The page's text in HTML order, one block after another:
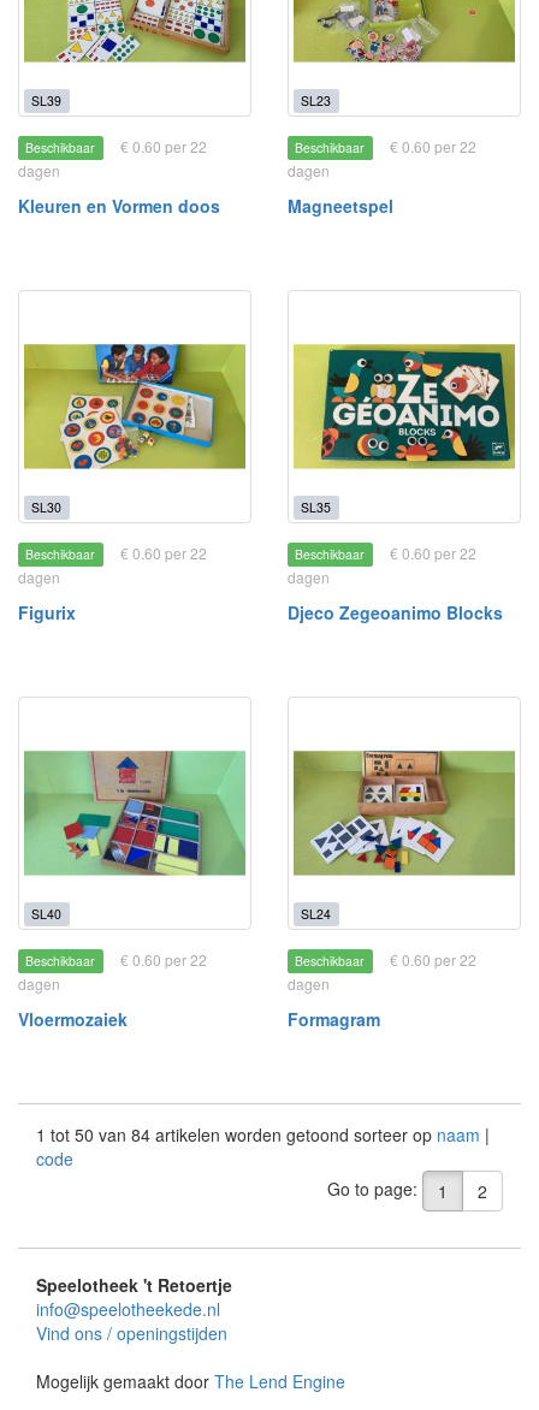
SL39
Beschikbaar
€ 0.60 per 22
dagen
Kleuren en Vormen doos
SL23
Beschikbaar
€ 0.60 per 22
dagen
Magneetspel
SL30
Beschikbaar
€ 0.60 per 22
dagen
Figurix
SL35
Beschikbaar
€ 0.60 per 22
dagen
Djeco Zegeoanimo Blocks
SL40
Beschikbaar
€ 0.60 per 22
dagen
Vloermozaiek
SL24
Beschikbaar
€ 0.60 per 22
dagen
Formagram
1 tot 50 van 84 artikelen worden getoond sorteer op naam |
code
Go to page:
1 2
Speelotheek 't Retoertje
info@speelotheekede.nl
Vind ons / openingstijden
Mogelijk gemaakt door The Lend Engine